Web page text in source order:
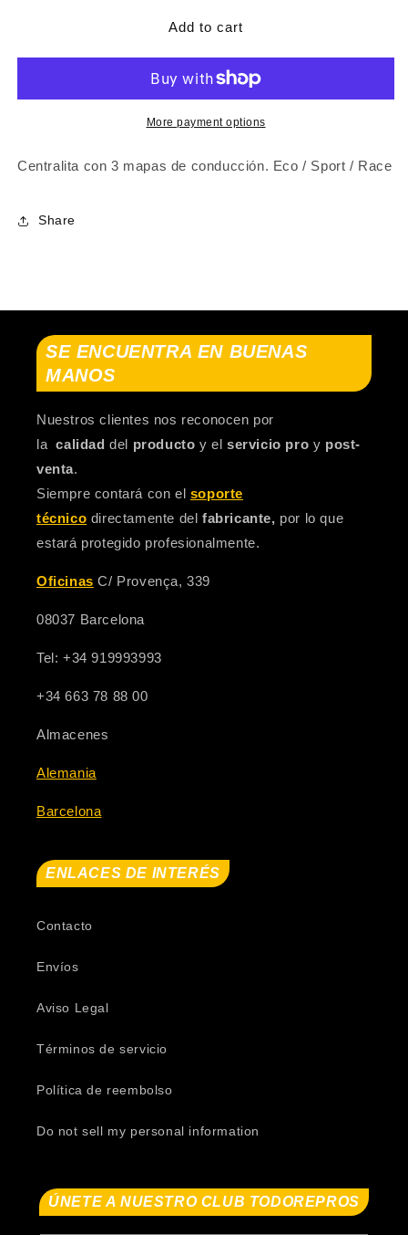
Van
PedalBox
Touring
Van
(G21)
Add to cart
More payment options
Centralita con 3 mapas de conducción. Eco / Sport / Race
Share
SE ENCUENTRA EN BUENAS
MANOS
Nuestros clientes nos reconocen por
lacalidad del producto y elservicio pro y post-
venta.
Siempre contará con el soporte
técnico directamente delfabricante, por lo que
estará protegido profesionalmente.
Oficinas C/ Provença, 339
08037 Barcelona
Tel: +34 919993993
+34 663 78 88 00
Almacenes
Alemania
Barcelona
ENLACES DE INTERÉS
Contacto
Envíos
Aviso Legal
Términos de servicio
Política de reembolso
Do not sell my personal information
ÚNETE A NUESTRO CLUB TODOREPROS